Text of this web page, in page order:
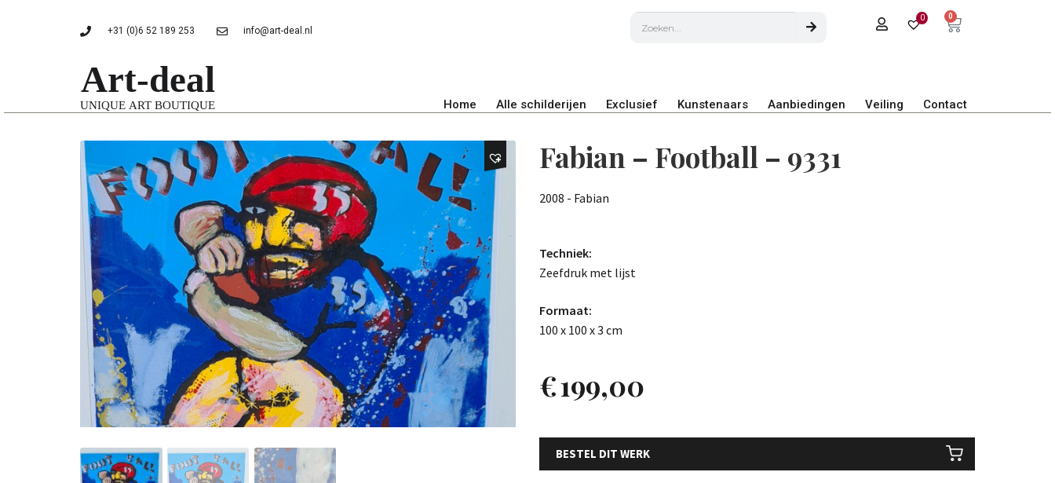
+31 (0)6 52 189 253 info@art-deal.nl
0 0
Home Alle schilderijen Exclusief Kunstenaars Aanbiedingen Veiling Contact
Fabian – Football – 9331
2008 - Fabian
Techniek:
Zeefdruk met lijst
Formaat:
100 x 100 x 3 cm
€199,00
BESTEL DIT WERK